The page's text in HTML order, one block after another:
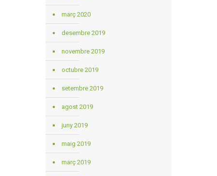
març 2020
desembre 2019
novembre 2019
octubre 2019
setembre 2019
agost 2019
juny 2019
maig 2019
març 2019